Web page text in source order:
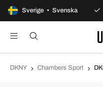
Sverige • Svenska
100 dagars öppet köp
DKNY Chambers Sport